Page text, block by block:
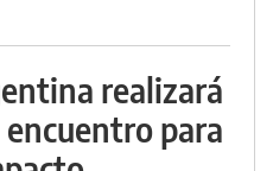
realizará
para